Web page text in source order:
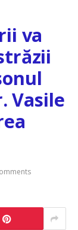
va
Vasile